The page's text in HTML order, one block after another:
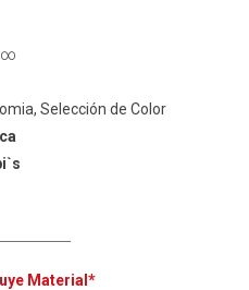
∞
Selección de Color
Material*